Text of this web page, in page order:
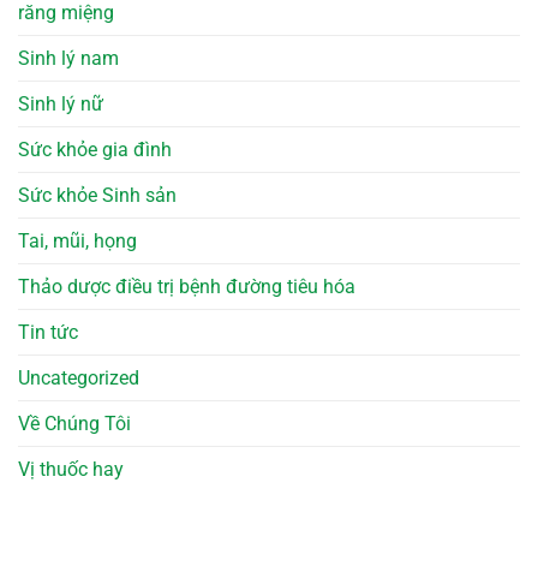
răng miệng
Sinh lý nam
Sinh lý nữ
Sức khỏe gia đình
Sức khỏe Sinh sản
Tai, mũi, họng
Thảo dược điều trị bệnh đường tiêu hóa
Tin tức
Uncategorized
Về Chúng Tôi
Vị thuốc hay